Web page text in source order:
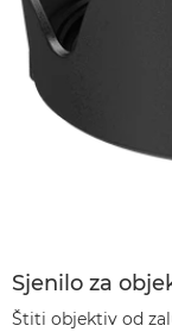
Sjenilo za
Štiti objektiv od